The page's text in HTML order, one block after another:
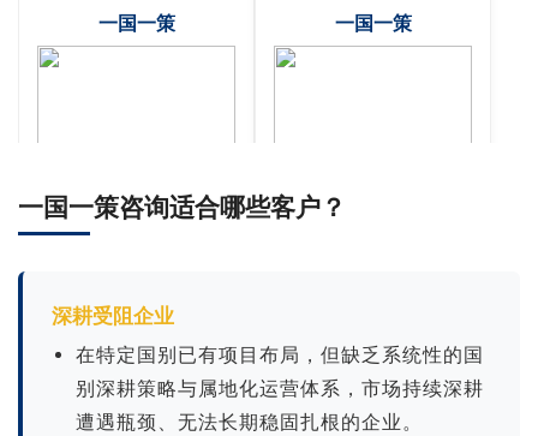
一国一策 一国一策
平与组件商分析
一国一策咨询适合哪些客户？
深耕受阻企业
在特定国别已有项目布局，但缺乏系统性的国
别深耕策略与属地化运营体系，市场持续深耕
遭遇瓶颈、无法长期稳固扎根的企业。